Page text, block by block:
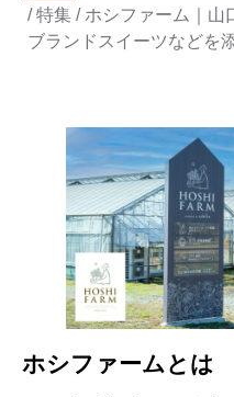
/ 特集 / ホシファーム｜山
ブランドスイーツなどを
ホシファームとは